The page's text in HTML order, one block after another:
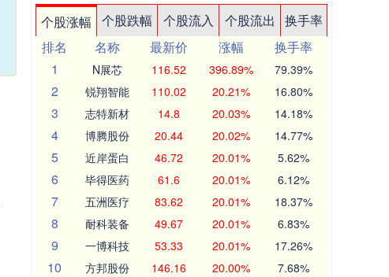
个股涨幅 个股跌幅 个股流入 个股流出
换手率
排名
名称 最新价 涨幅
换手率
1
N展芯 116.52 396.89% 79.39%
2 锐翔智能 110.02 20.21% 16.80%
3 志特新材 14.8 20.03% 14.18%
4 博腾股份 20.44 20.02% 14.77%
5 近岸蛋白 46.72 20.01% 5.62%
6 毕得医药 61.6 20.01% 6.12%
7 五洲医疗 83.62 20.01% 18.37%
8 耐科装备 49.67 20.01% 6.83%
9 一博科技 53.33 20.01% 17.26%
10 方邦股份 146.16 20.00% 7.68%